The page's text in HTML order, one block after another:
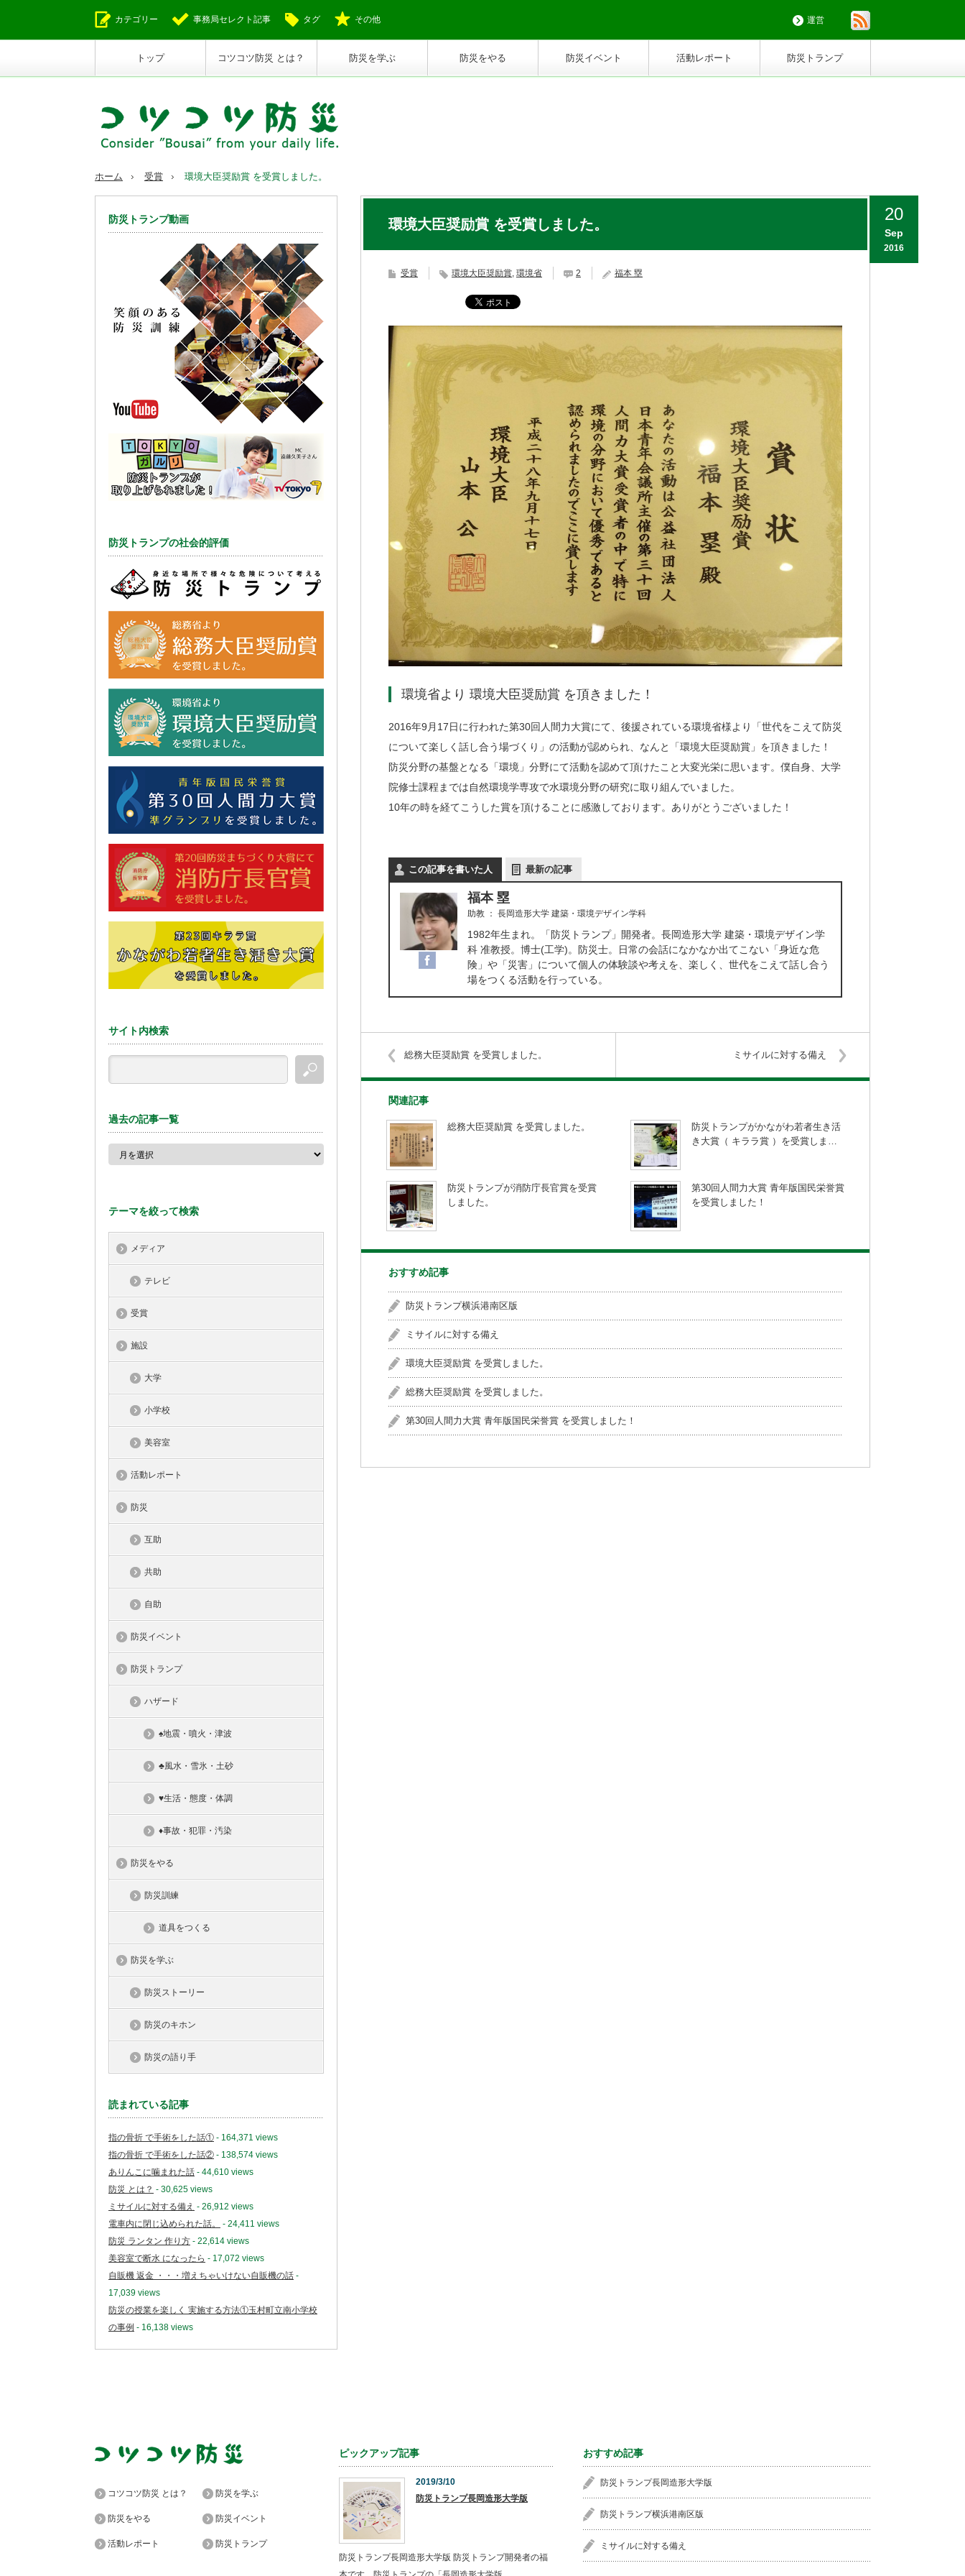
トップ コツコツ防災 とは？ 防災を学ぶ 防災をやる 防災イベント 活動レポート 防災トランプ
運営
カテゴリー 事務局セレクト記事 タグ その他
ホーム 受賞 環境大臣奨励賞 を受賞しました。
20
Sep
2016
環境大臣奨励賞 を受賞しました。
受賞 環境大臣奨励賞, 環境省 2 福本 塁
環境省より 環境大臣奨励賞 を頂きました！
2016年9月17日に行われた第30回人間力大賞にて、後援されている環境省様より「世代をこえて防災
について楽しく話し合う場づくり」の活動が認められ、なんと「環境大臣奨励賞」を頂きました！
防災分野の基盤となる「環境」分野にて活動を認めて頂けたこと大変光栄に思います。僕自身、大学
院修士課程までは自然環境学専攻で水環境分野の研究に取り組んでいました。
10年の時を経てこうした賞を頂けることに感激しております。ありがとうございました！
この記事を書いた人 最新の記事
福本 塁
助教 ： 長岡造形大学 建築・環境デザイン学科
1982年生まれ。「防災トランプ」開発者。長岡造形大学 建築・環境デザイン学
科 准教授。博士(工学)。防災士。日常の会話になかなか出てこない「身近な危
険」や「災害」について個人の体験談や考えを、楽しく、世代をこえて話し合う
場をつくる活動を行っている。
総務大臣奨励賞 を受賞しました。 ミサイルに対する備え
関連記事
総務大臣奨励賞 を受賞しました。
防災トランプがかながわ若者生き活
き大賞（ キララ賞 ）を受賞しま…
防災トランプが消防庁長官賞を受賞
しました。
第30回人間力大賞 青年版国民栄誉賞
を受賞しました！
おすすめ記事
防災トランプ横浜港南区版
ミサイルに対する備え
環境大臣奨励賞 を受賞しました。
総務大臣奨励賞 を受賞しました。
第30回人間力大賞 青年版国民栄誉賞 を受賞しました！
防災トランプ動画
防災トランプの社会的評価
サイト内検索
過去の記事一覧
テーマを絞って検索
メディア
テレビ
受賞
施設
大学
小学校
美容室
活動レポート
防災
互助
共助
自助
防災イベント
防災トランプ
ハザード
♠地震・噴火・津波
♣風水・雪氷・土砂
♥生活・態度・体調
♦事故・犯罪・汚染
防災をやる
防災訓練
道具をつくる
防災を学ぶ
防災ストーリー
防災のキホン
防災の語り手
読まれている記事
指の骨折 で手術をした話① - 164,371 views
指の骨折 で手術をした話② - 138,574 views
ありんこに噛まれた話 - 44,610 views
防災 とは？ - 30,625 views
ミサイルに対する備え - 26,912 views
電車内に閉じ込められた話。
- 24,411 views
防災 ランタン 作り方 - 22,614 views
美容室で断水 になったら - 17,072 views
自販機 返金 ・・・増えちゃいけない自販機の話 -
17,039 views
防災の授業を楽しく 実施する方法①玉村町立南小学校
の事例 - 16,138 views
コツコツ防災 とは？ 防災を学ぶ
防災をやる 防災イベント
活動レポート 防災トランプ
ピックアップ記事
2019/3/10
防災トランプ長岡造形大学版
防災トランプ長岡造形大学版 防災トランプ開発者の福
おすすめ記事
防災トランプ長岡造形大学版
防災トランプ横浜港南区版
ミサイルに対する備え